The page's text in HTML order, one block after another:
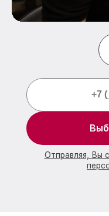
Отправляя, Вы